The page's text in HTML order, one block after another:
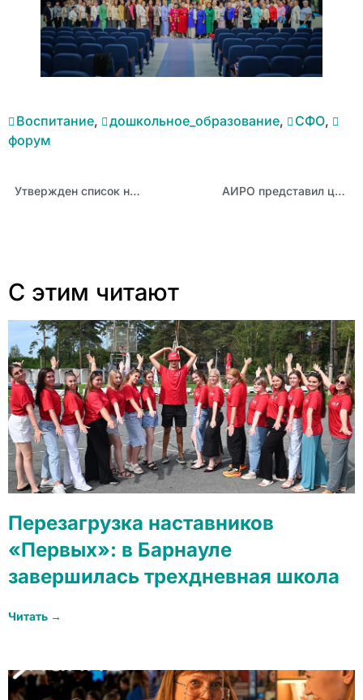
Воспитание, дошкольное_образование, СФО,
форум
Утвержден список новых РИП и БЛП Алтайского края АИРО представил цветочную композицию на выставке ко Дню города Барнаула
С этим читают
Перезагрузка наставников
«Первых»: в Барнауле
завершилась трехдневная школа
Читать →